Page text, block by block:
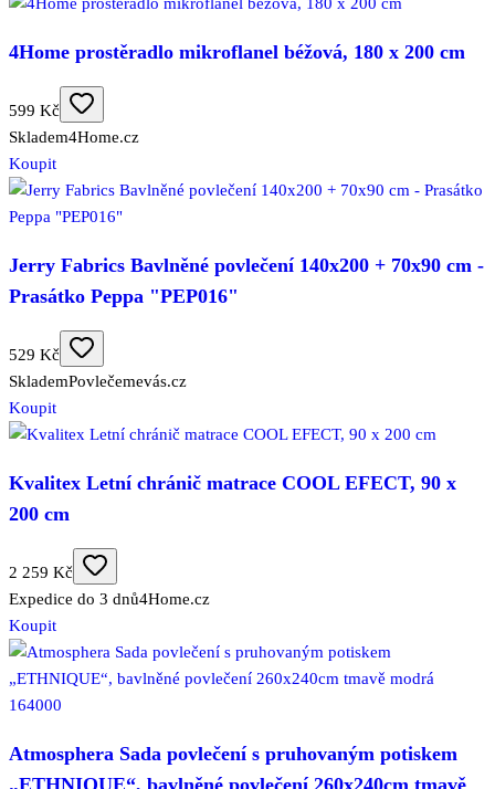
4Home prostěradlo mikroflanel béžová, 180 x 200 cm
599 Kč
Skladem4Home.cz
Koupit
Jerry Fabrics Bavlněné povlečení 140x200 + 70x90 cm -
Prasátko Peppa "PEP016"
529 Kč
SklademPovlečemevás.cz
Koupit
Kvalitex Letní chránič matrace COOL EFECT, 90 x
200 cm
2 259 Kč
Expedice do 3 dnů4Home.cz
Koupit
Atmosphera Sada povlečení s pruhovaným potiskem
„ETHNIQUE“, bavlněné povlečení 260x240cm tmavě